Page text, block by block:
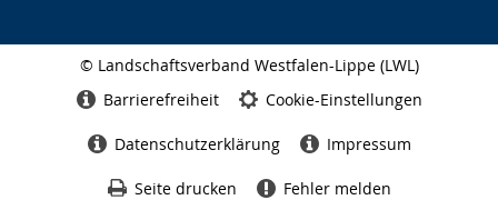
© Landschaftsverband Westfalen-Lippe (LWL)
Barrierefreiheit Cookie-Einstellungen
Datenschutzerklärung Impressum
Seite drucken Fehler melden